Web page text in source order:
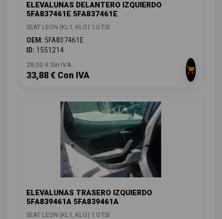
ELEVALUNAS DELANTERO IZQUIERDO
5FA837461E 5FA837461E
SEAT LEON (KL1, KLG) 1.0 TSI
OEM: 5FA837461E
ID: 1551214
28,00 € Sin IVA
33,88 € Con IVA
ELEVALUNAS TRASERO IZQUIERDO
5FA839461A 5FA839461A
SEAT LEON (KL1, KLG) 1.0 TSI